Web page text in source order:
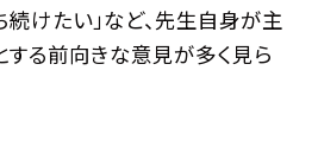
けたい」など、先生自身が主
する前向きな意見が多く見ら